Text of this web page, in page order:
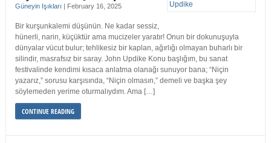
Güneyin Işıkları | February 16, 2025
Bir kurşunkalemi düşünün. Ne kadar sessiz,
hünerli, narin, küçüktür ama mucizeler yaratır! Onun bir dokunuşuyla
dünyalar vücut bulur; tehlikesiz bir kaplan, ağırlığı olmayan buharlı bir
silindir, masrafsız bir saray. John Updike Konu başlığım, bu sanat
festivalinde kendimi kısaca anlatma olanağı sunuyor bana; “Niçin
yazarız,” sorusu karşısında, “Niçin olmasın,” demeli ve başka şey
söylemeden yerime oturmalıydım. Ama […]
CONTINUE READING